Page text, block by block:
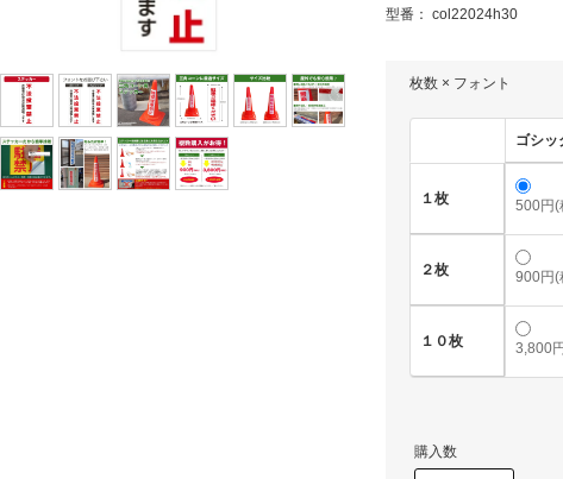
型番： col22024h30
枚数 × フォント
ゴシッ
１枚 500円(
２枚 900円(
１０枚 3,800
購入数